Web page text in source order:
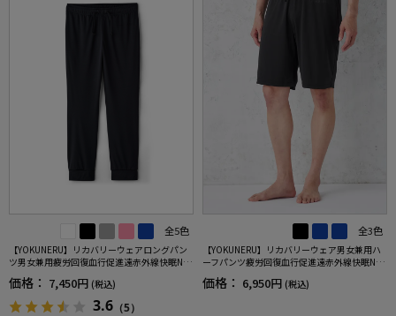
全5色
【YOKUNERU】リカバリーウェアロングパン
ツ男女兼用疲労回復血行促進遠赤外線快眠NA
NOMIX(R)【一般医療機器】SS～LLサイズ
価格： 7,450円 (税込)
3.6 （5）
全3色
【YOKUNERU】リカバリーウェア男女兼用ハ
ーフパンツ疲労回復血行促進遠赤外線快眠NA
NOMIX(R)【一般医療機器】SS～LLサイズ
価格： 6,950円 (税込)